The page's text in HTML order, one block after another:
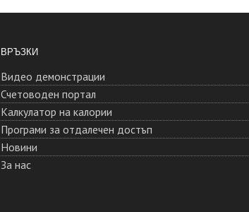
ВРЪЗКИ
Видео демонстрации
Счетоводен портал
Калкулатор на калории
Програми за отдалечен достъп
Новини
За нас